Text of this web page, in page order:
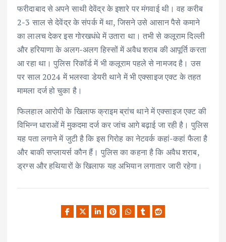
फरीदाबाद से अपने साथी देवेंद्र के इशारे पर मंगवाई थी। वह करीब
2-3 साल से देवेंद्र के संपर्क में था, जिसने उसे आसान पैसे कमाने
का लालच देकर इस गोरखधंधे में उतारा था। तभी से कलूराम दिल्ली
और हरियाणा के अलग-अलग हिस्सों में अवैध शराब की आपूर्ति करता
आ रहा था। पुलिस रिकॉर्ड में भी कलूराम पहले से नामजद है। उस
पर साल 2024 में भलस्वा डेयरी थाने में भी एक्साइज एक्ट के तहत
मामला दर्ज हो चुका है।
फिलहाल आरोपी के खिलाफ क्राइम ब्रांच थाने में एक्साइज एक्ट की
विभिन्न धाराओं में मुकदमा दर्ज कर जांच आगे बढ़ाई जा रही है। पुलिस
यह पता लगाने में जुटी है कि इस गिरोह का नेटवर्क कहां-कहां फैला है
और बाकी सप्लायर्स कौन हैं। पुलिस का कहना है कि अवैध शराब,
ड्रग्स और हथियारों के खिलाफ यह अभियान लगातार जारी रहेगा।